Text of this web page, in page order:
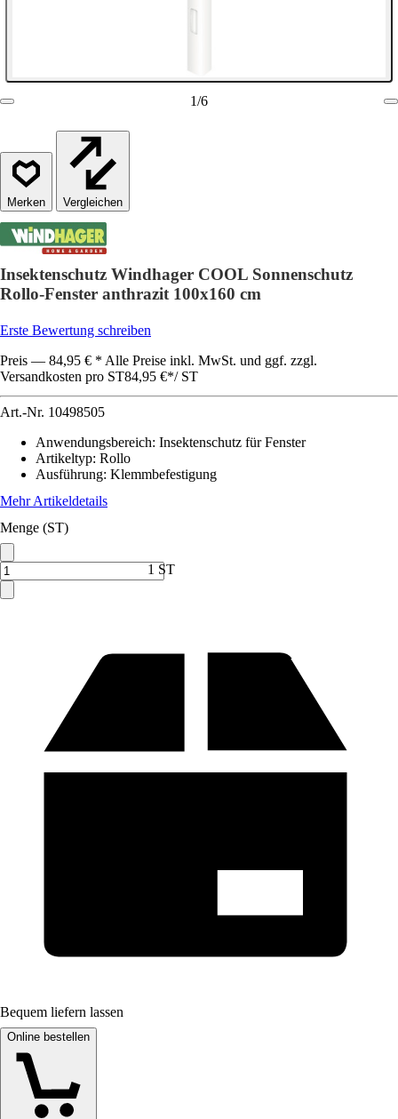
1/6
Vergleichen
Insektenschutz Windhager COOL Sonnenschutz
Rollo-Fenster anthrazit 100x160 cm
Erste Bewertung schreiben
Preis — 84,95 € * Alle Preise inkl. MwSt. und ggf. zzgl.
Versandkosten pro ST84,95 €*/ ST
Art.-Nr. 10498505
Anwendungsbereich: Insektenschutz für Fenster
Artikeltyp: Rollo
Ausführung: Klemmbefestigung
Mehr Artikeldetails
Menge (ST)
1 ST
Bequem liefern lassen
Online bestellen